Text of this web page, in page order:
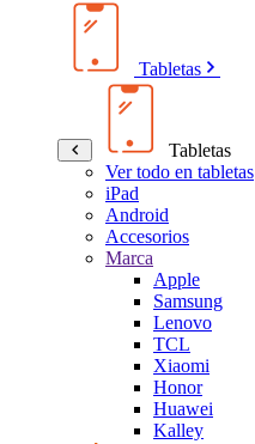
Tabletas
Tabletas
Ver todo en tabletas
iPad
Android
Accesorios
Marca
Apple
Samsung
Lenovo
TCL
Xiaomi
Honor
Huawei
Kalley